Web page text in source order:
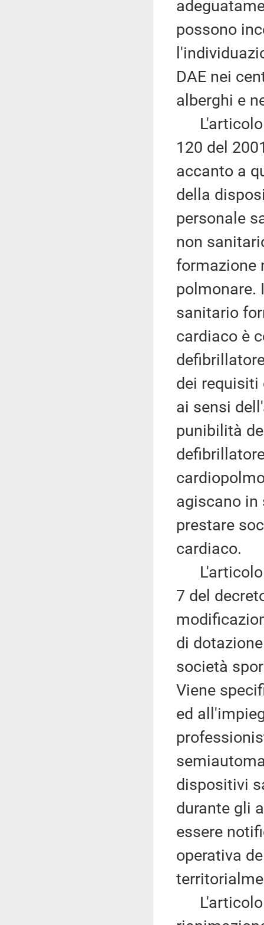
possono
DAE nei
alberghi e
L'articolo
120 del
accanto a
della
personale
non
formazione
polmonare.
sanitario
cardiaco è
dei requisiti
ai sensi
punibilità
agiscano in
prestare
cardiaco.
L'articolo
7 del
di
società
Viene
ed
dispositivi
durante gli
essere
operativa
L'articolo